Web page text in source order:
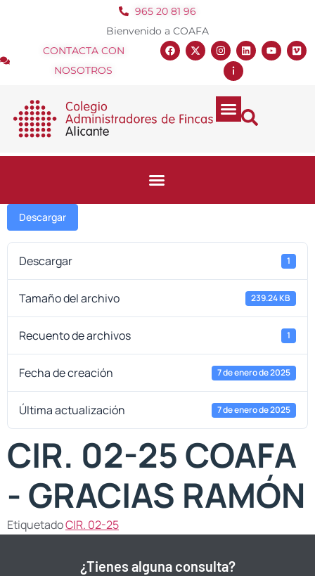
965 20 81 96
Bienvenido a COAFA
CONTACTA CON
NOSOTROS
Descargar
Descargar 1
Tamaño del archivo 239.24 KB
Recuento de archivos 1
Fecha de creación 7 de enero de 2025
Última actualización 7 de enero de 2025
CIR. 02-25 COAFA
- GRACIAS RAMÓN
EtiquetadoCIR. 02-25
¿Tienes alguna consulta?